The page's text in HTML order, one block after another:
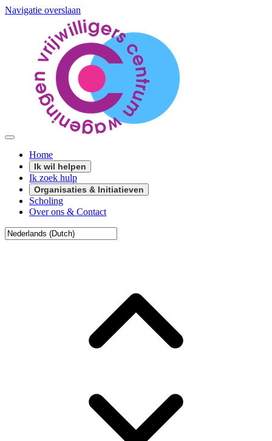
Navigatie overslaan
Home
Ik wil helpen
Ik zoek hulp
Organisaties & Initiatieven
Scholing
Over ons & Contact